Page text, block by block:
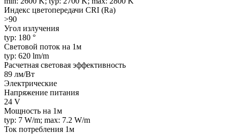
Индекс цветопередачи CRI (Ra)
>90
Угол излучения
typ: 180 °
Световой поток на 1м
typ: 620 lm/m
Расчетная световая эффективность
89 лм/Вт
Электрические
Напряжение питания
24 V
Мощность на 1м
typ: 7 W/m; max: 7.2 W/m
Ток потребления 1м